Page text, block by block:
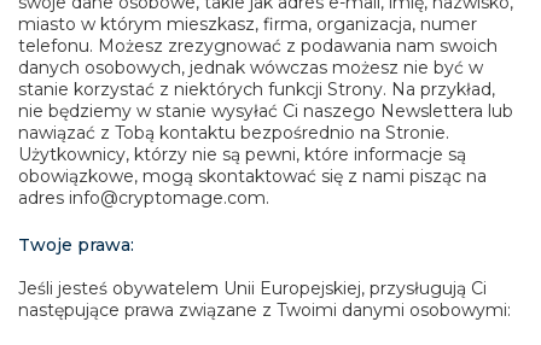
miasto w którym mieszkasz, firma, organizacja, numer
telefonu. Możesz zrezygnować z podawania nam swoich
danych osobowych, jednak wówczas możesz nie być w
stanie korzystać z niektórych funkcji Strony. Na przykład,
nie będziemy w stanie wysyłać Ci naszego Newslettera lub
nawiązać z Tobą kontaktu bezpośrednio na Stronie.
Użytkownicy, którzy nie są pewni, które informacje są
obowiązkowe, mogą skontaktować się z nami pisząc na
adres info@cryptomage.com.
Twoje prawa:
Jeśli jesteś obywatelem Unii Europejskiej, przysługują Ci
następujące prawa związane z Twoimi danymi osobowymi: